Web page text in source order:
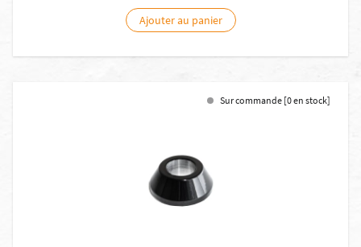
Ajouter au panier
Sur commande [0 en stock]